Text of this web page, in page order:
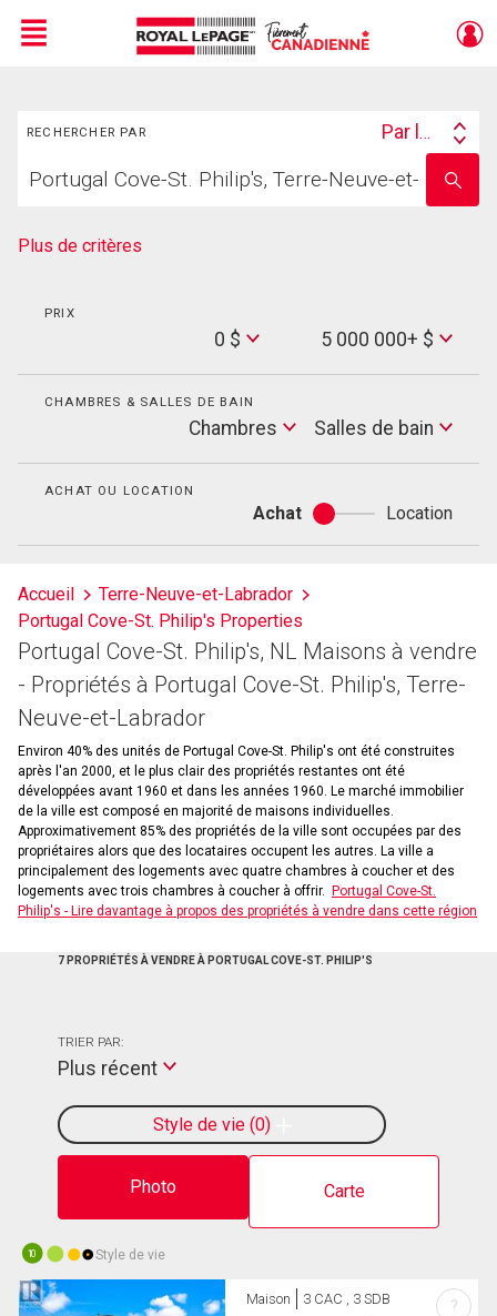
Menu
RECHERCHER PAR
Search
Par lieu
votre
nom
Plus de critères
PRIX
0 $
Max
Price
5 000 000+ $
CHAMBRES & SALLES DE BAIN
Chambres
Salles
de
Salles de bain
ACHAT OU LOCATION
Achat
Achat
ou
Location
Accueil
Terre-Neuve-et-Labrador
Portugal Cove-St. Philip's Properties
Portugal Cove-St. Philip's, NL Maisons à vendre
- Propriétés à Portugal Cove-St. Philip's, Terre-
Neuve-et-Labrador
Environ 40% des unités de Portugal Cove-St. Philip's ont été construites
après l'an 2000, et le plus clair des propriétés restantes ont été
développées avant 1960 et dans les années 1960. Le marché immobilier
de la ville est composé en majorité de maisons individuelles.
Approximativement 85% des propriétés de la ville sont occupées par des
propriétaires alors que des locataires occupent les autres. La ville a
principalement des logements avec quatre chambres à coucher et des
logements avec trois chambres à coucher à offrir.
Portugal Cove-St.
Philip's - Lire davantage à propos des propriétés à vendre dans cette région
7 PROPRIÉTÉS À VENDRE À PORTUGAL COVE-ST. PHILIP'S
Photo Carte
Style de vie 0
TRIER PAR:
Plus récent
10 Style de vie
Maison 3 CAC , 3 SDB ?